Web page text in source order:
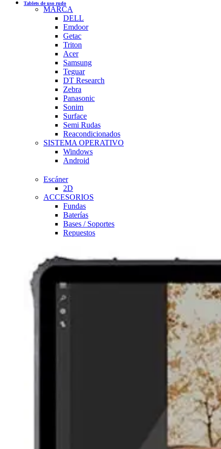
Tablets de uso rudo
MARCA
DELL
Emdoor
Getac
Triton
Acer
Samsung
Teguar
DT Research
Zebra
Panasonic
Sonim
Surface
Semi Rudas
Reacondicionados
SISTEMA OPERATIVO
Windows
Android
Escáner
2D
ACCESORIOS
Fundas
Baterías
Bases / Soportes
Repuestos